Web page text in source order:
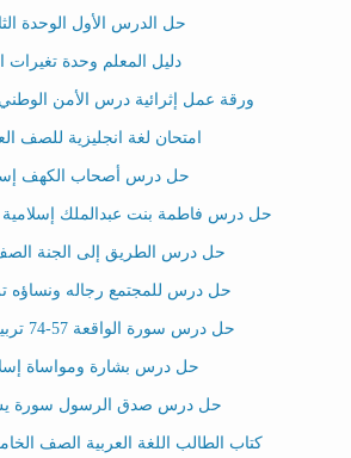
حل الدرس الأول الوحدة
دليل المعلم وحدة
ورقة عمل إثرائية درس الأمن
امتحان لغة انجليزية للصف
حل درس أصحاب الكهف
حل درس فاطمة بنت عبدالملك
حل درس الطريق إلى الجنة الصف
حل درس للمجتمع رجاله ونساؤه
حل درس سورة الواقعة 57-74 تربية اسلامية الصف التاسع
حل درس بشارة ومواساة
حل درس صدق الرسول سورة يس 1-12 إسلامية
كتاب الطالب اللغة العربية الصف الخامس